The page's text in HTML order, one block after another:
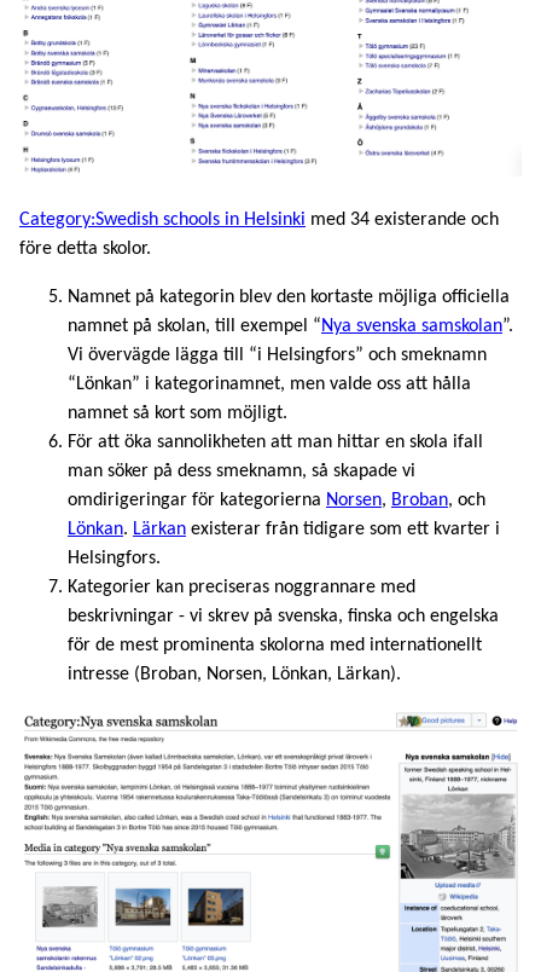
Category:Swedish schools in Helsinki med 34 existerande och
före detta skolor.
Namnet på kategorin blev den kortaste möjliga officiella
namnet på skolan, till exempel “Nya svenska samskolan”.
Vi övervägde lägga till “i Helsingfors” och smeknamn
“Lönkan” i kategorinamnet, men valde oss att hålla
namnet så kort som möjligt.
För att öka sannolikheten att man hittar en skola ifall
man söker på dess smeknamn, så skapade vi
omdirigeringar för kategorierna Norsen, Broban, och
Lönkan. Lärkan existerar från tidigare som ett kvarter i
Helsingfors.
Kategorier kan preciseras noggrannare med
beskrivningar - vi skrev på svenska, finska och engelska
för de mest prominenta skolorna med internationellt
intresse (Broban, Norsen, Lönkan, Lärkan).